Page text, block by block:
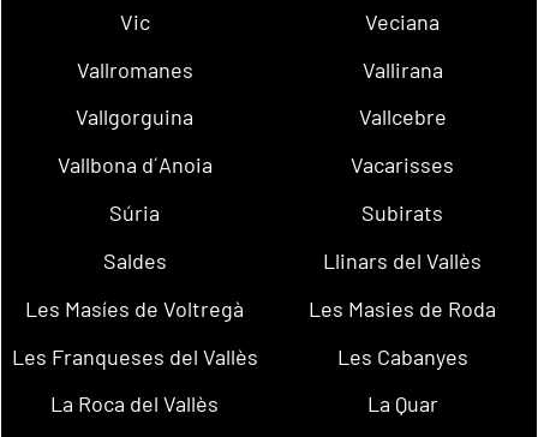
Vic
Veciana
Vallromanes
Vallirana
Vallgorguina
Vallcebre
Vallbona d´Anoia
Vacarisses
Súria
Subirats
Saldes
Llinars del Vallès
Les Masíes de Voltregà
Les Masies de Roda
Les Franqueses del Vallès
Les Cabanyes
La Roca del Vallès
La Quar